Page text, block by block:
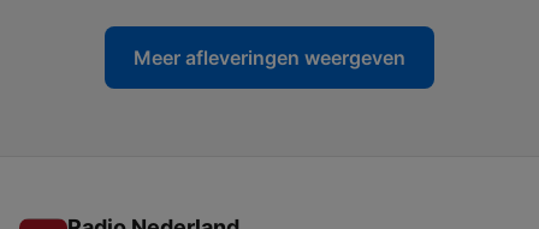
Meer afleveringen weergeven